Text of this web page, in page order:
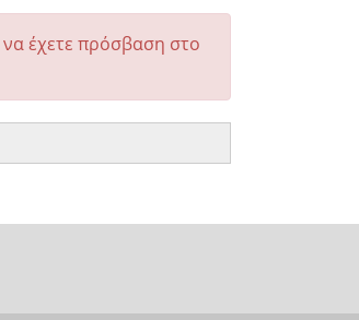
έχετε πρόσβαση στο